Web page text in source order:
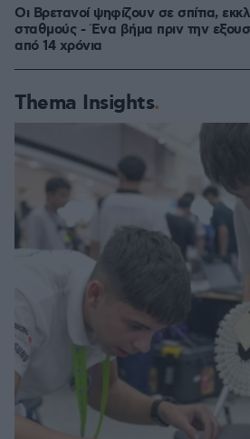
Οι Βρετανοί ψηφίζουν σε σπίτια,
σταθμούς - Ένα βήμα πριν την
από 14 χρόνια
Thema Insights